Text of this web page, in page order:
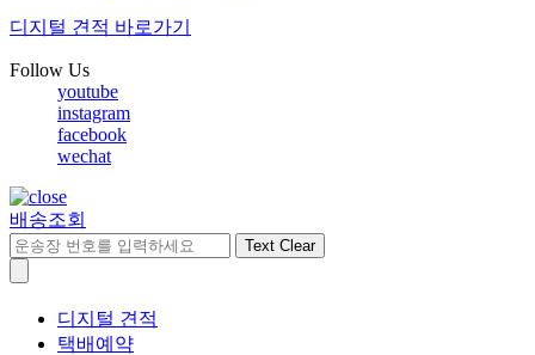
디지털 견적 바로가기
Follow Us
youtube
instagram
facebook
wechat
배송조회
Text Clear
디지털 견적
택배예약